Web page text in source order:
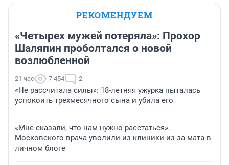
РЕКОМЕНДУЕМ
«Четырех мужей потеряла»: Прохор
Шаляпин проболтался о новой
возлюбленной
21 час 7 454 2
«Не рассчитала силы»: 18-летняя ужурка пыталась
успокоить трехмесячного сына и убила его
«Мне сказали, что нам нужно расстаться».
Московского врача уволили из клиники из-за мата в
личном блоге